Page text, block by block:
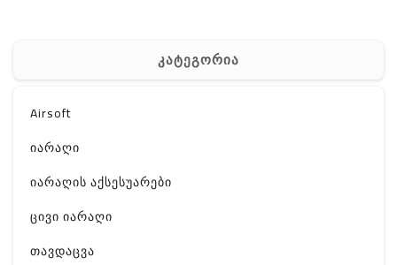
კატეგორია
Airsoft
იარაღი
იარაღის აქსესუარები
ცივი იარაღი
თავდაცვა